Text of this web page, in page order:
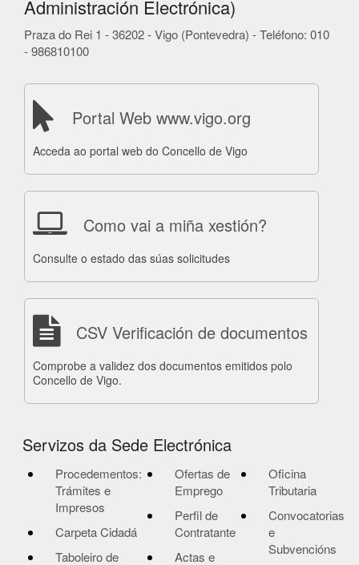
Administración Electrónica)
Praza do Rei 1 - 36202 - Vigo (Pontevedra) - Teléfono: 010
- 986810100
Portal Web www.vigo.org
Acceda ao portal web do Concello de Vigo
Como vai a miña xestión?
Consulte o estado das súas solicitudes
CSV Verificación de documentos
Comprobe a validez dos documentos emitidos polo
Concello de Vigo.
Servizos da Sede Electrónica
Procedementos:
Trámites e
Impresos
Carpeta Cidadá
Taboleiro de
Ofertas de
Emprego
Perfil de
Contratante
Actas e
Oficina
Tributaria
Convocatorias
e
Subvencións